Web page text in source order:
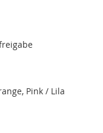
Pink / Lila